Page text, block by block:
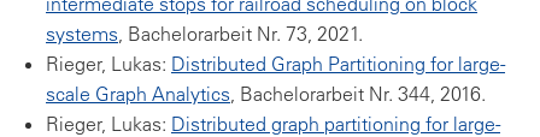
systems, Bachelorarbeit Nr. 73, 2021.
Rieger, Lukas: Distributed Graph Partitioning for large-
scale Graph Analytics, Bachelorarbeit Nr. 344, 2016.
Rieger, Lukas: Distributed graph partitioning for large-